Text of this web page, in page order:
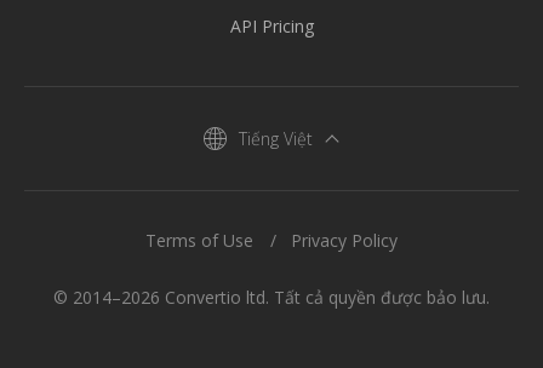
API Pricing
Tiếng Việt
© 2014–2026 Convertio ltd. Tất cả quyền được bảo lưu.
Terms of Use Privacy Policy